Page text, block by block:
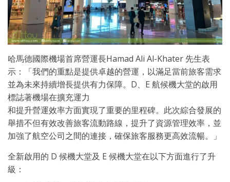
哈馬德國際機場首席營運長Hamad Ali Al-Khater 先生表
示：「我們的重點是提供卓越的營運，以滿足當前旅客需求
並為未來持續增長提供有力保障。D、E 航候機大堂的啟用
標誌著機場在擴充運力
和提升營運效率方面實現了重要的里程碑。此次綜合發展的
舉措不但有效改善旅客流動路線，提升了資源管理效率，並
加強了航空公司之間的連接，確保旅客服務更高效流暢。」
全新啟用的 D 候機大堂及 E 候機大堂在以下方面進行了升
級：